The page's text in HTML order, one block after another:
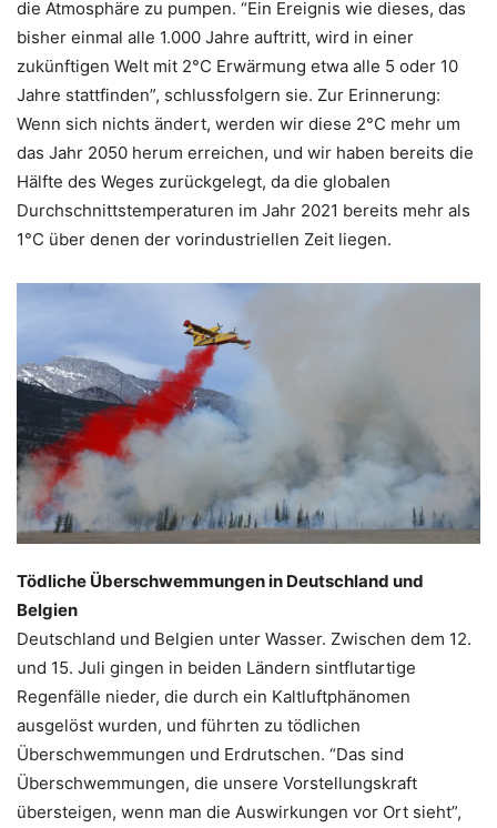
die Atmosphäre zu pumpen. “Ein Ereignis wie dieses, das
bisher einmal alle 1.000 Jahre auftritt, wird in einer
zukünftigen Welt mit 2°C Erwärmung etwa alle 5 oder 10
Jahre stattfinden”, schlussfolgern sie. Zur Erinnerung:
Wenn sich nichts ändert, werden wir diese 2°C mehr um
das Jahr 2050 herum erreichen, und wir haben bereits die
Hälfte des Weges zurückgelegt, da die globalen
Durchschnittstemperaturen im Jahr 2021 bereits mehr als
1°C über denen der vorindustriellen Zeit liegen.
Tödliche Überschwemmungen in Deutschland und
Belgien
Deutschland und Belgien unter Wasser. Zwischen dem 12.
und 15. Juli gingen in beiden Ländern sintflutartige
Regenfälle nieder, die durch ein Kaltluftphänomen
ausgelöst wurden, und führten zu tödlichen
Überschwemmungen und Erdrutschen. “Das sind
Überschwemmungen, die unsere Vorstellungskraft
übersteigen, wenn man die Auswirkungen vor Ort sieht”,